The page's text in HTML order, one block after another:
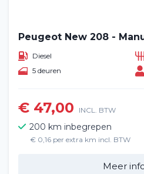
Peugeot New 208 -
Diesel
5 deuren
€ 47,00 INCL. BTW
200 km inbegrepen
€ 0,16 per extra km incl. BTW
Meer